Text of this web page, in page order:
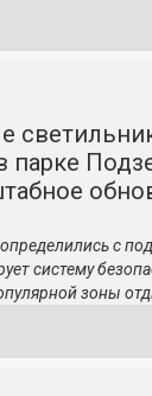
парке
с
систему
зоны